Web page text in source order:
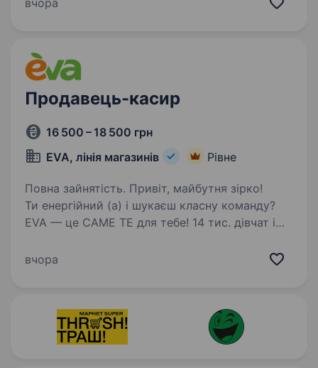
вчора
Продавець-касир
16 500 – 18 500 грн
EVA, лінія магазинів
Рівне
Повна зайнятість. Привіт, майбутня зірко!
Ти енергійний (а) і шукаєш класну команду?
EVA — це САМЕ ТЕ для тебе! 14 тис. дівчат і
Ми шукаємо продавця-касира, що готовий (а)
вчора